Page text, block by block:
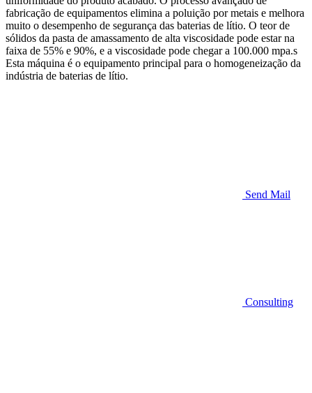
fabricação de equipamentos elimina a poluição por metais e melhora
muito o desempenho de segurança das baterias de lítio. O teor de
sólidos da pasta de amassamento de alta viscosidade pode estar na
faixa de 55% e 90%, e a viscosidade pode chegar a 100.000 mpa.s
Esta máquina é o equipamento principal para o homogeneização da
indústria de baterias de lítio.
Send Mail
Consulting